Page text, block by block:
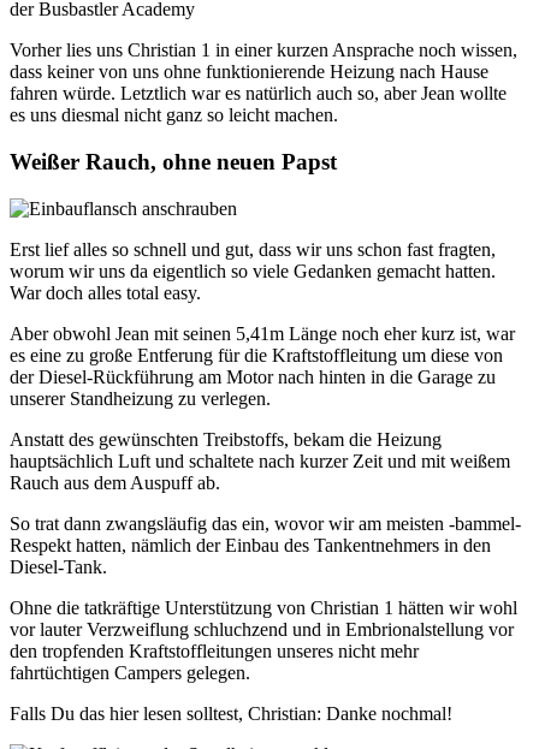
Vorher lies uns Christian 1 in einer kurzen Ansprache noch wissen,
dass keiner von uns ohne funktionierende Heizung nach Hause
fahren würde. Letztlich war es natürlich auch so, aber Jean wollte
es uns diesmal nicht ganz so leicht machen.
Weißer Rauch, ohne neuen Papst
Erst lief alles so schnell und gut, dass wir uns schon fast fragten,
worum wir uns da eigentlich so viele Gedanken gemacht hatten.
War doch alles total easy.
Aber obwohl Jean mit seinen 5,41m Länge noch eher kurz ist, war
es eine zu große Entferung für die Kraftstoffleitung um diese von
der Diesel-Rückführung am Motor nach hinten in die Garage zu
unserer Standheizung zu verlegen.
Anstatt des gewünschten Treibstoffs, bekam die Heizung
hauptsächlich Luft und schaltete nach kurzer Zeit und mit weißem
Rauch aus dem Auspuff ab.
So trat dann zwangsläufig das ein, wovor wir am meisten -bammel-
Respekt hatten, nämlich der Einbau des Tankentnehmers in den
Diesel-Tank.
Ohne die tatkräftige Unterstützung von Christian 1 hätten wir wohl
vor lauter Verzweiflung schluchzend und in Embrionalstellung vor
den tropfenden Kraftstoffleitungen unseres nicht mehr
fahrtüchtigen Campers gelegen.
Falls Du das hier lesen solltest, Christian: Danke nochmal!